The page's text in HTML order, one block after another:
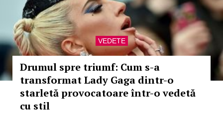
VEDETE
Drumul spre triumf: Cum s-a
transformat Lady Gaga dintr-o
starletă provocatoare într-o vedetă
cu stil